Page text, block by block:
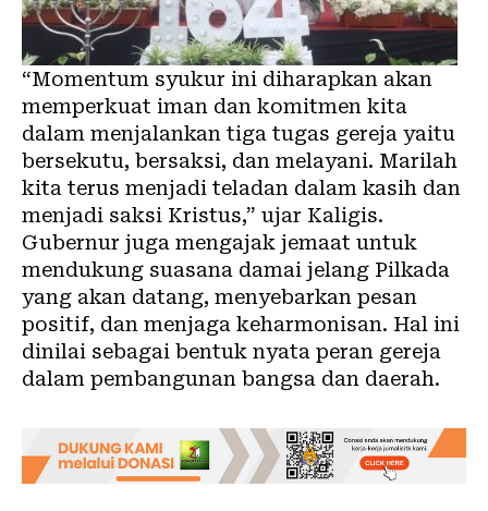
“Momentum syukur ini diharapkan akan
memperkuat iman dan komitmen kita
dalam menjalankan tiga tugas gereja yaitu
bersekutu, bersaksi, dan melayani. Marilah
kita terus menjadi teladan dalam kasih dan
menjadi saksi Kristus,” ujar Kaligis.
Gubernur juga mengajak jemaat untuk
mendukung suasana damai jelang Pilkada
yang akan datang, menyebarkan pesan
positif, dan menjaga keharmonisan. Hal ini
dinilai sebagai bentuk nyata peran gereja
dalam pembangunan bangsa dan daerah.